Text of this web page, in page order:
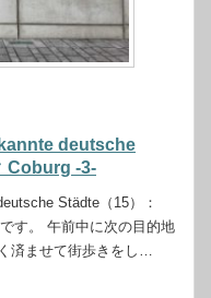
deutsche
Coburg -3-
Städte（15）：
す。 午前中に次の目的地
済ませて街歩きをし…